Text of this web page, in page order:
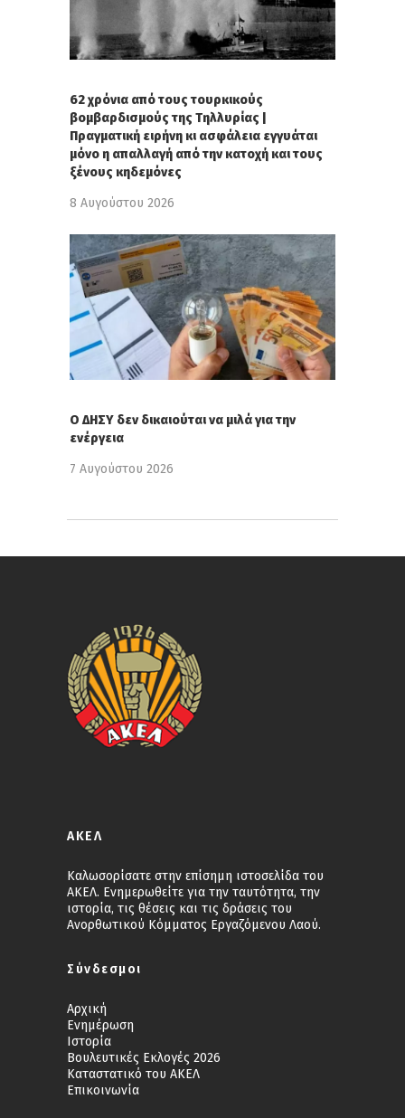
62 χρόνια από τους τουρκικούς
βομβαρδισμούς της Τηλλυρίας |
Πραγματική ειρήνη κι ασφάλεια εγγυάται
μόνο η απαλλαγή από την κατοχή και τους
ξένους κηδεμόνες
8 Αυγούστου 2026
Ο ΔΗΣΥ δεν δικαιούται να μιλά για την
ενέργεια
7 Αυγούστου 2026
ΑΚΕΛ
Καλωσορίσατε στην επίσημη ιστοσελίδα του
ΑΚΕΛ. Ενημερωθείτε για την ταυτότητα, την
ιστορία, τις θέσεις και τις δράσεις του
Ανορθωτικού Κόμματος Εργαζόμενου Λαού.
Σύνδεσμοι
Αρχική
Ενημέρωση
Ιστορία
Βουλευτικές Εκλογές 2026
Καταστατικό του ΑΚΕΛ
Επικοινωνία